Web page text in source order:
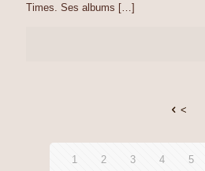
Times. Ses albums […]
<
1 2 3 4 5